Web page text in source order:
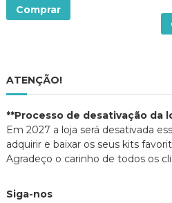
Comprar
ATENÇÃO!
**Processo de desativação da
Em 2027 a loja será desativada
adquirir e baixar os seus kits
Agradeço o carinho de todos os
Siga-nos